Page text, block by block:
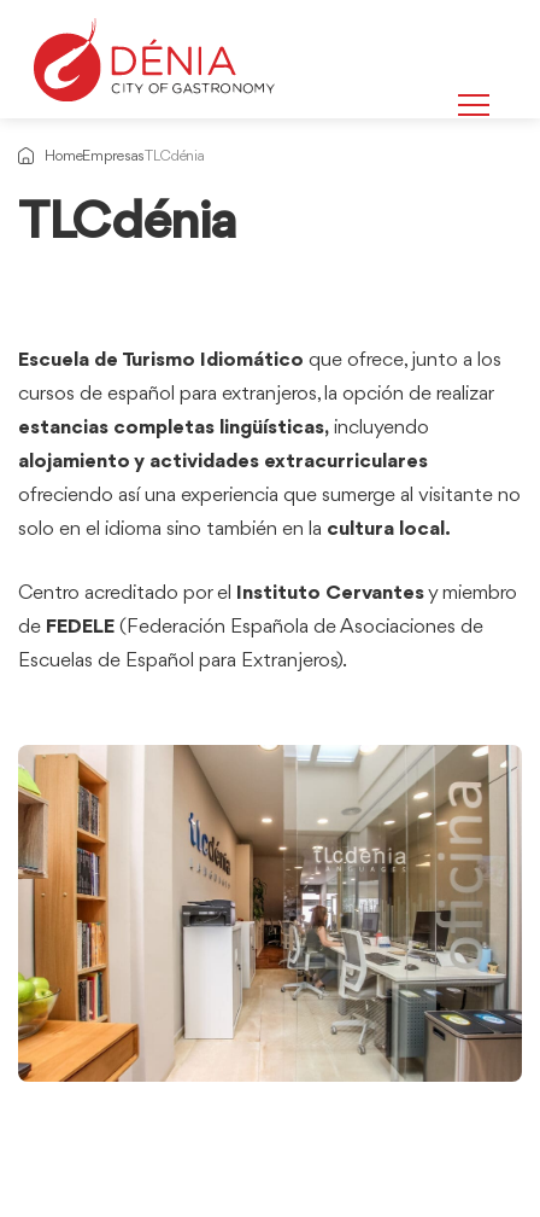
HomeEmpresasTLCdénia
TLCdénia
Escuela de Turismo Idiomático que ofrece, junto a los
cursos de español para extranjeros, la opción de realizar
estancias completas lingüísticas, incluyendo
alojamiento y actividades extracurriculares
ofreciendo así una experiencia que sumerge al visitante no
solo en el idioma sino también en la cultura local.
Centro acreditado por el Instituto Cervantesy miembro
de FEDELE (Federación Española de Asociaciones de
Escuelas de Español para Extranjeros).